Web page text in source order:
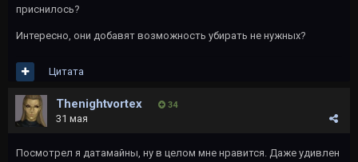
приснилось?
Интересно, они добавят возможность убирать не нужных?
Цитата
Thenightvortex 34
31 мая
Посмотрел я датамайны, ну в целом мне нравится. Даже удивлен